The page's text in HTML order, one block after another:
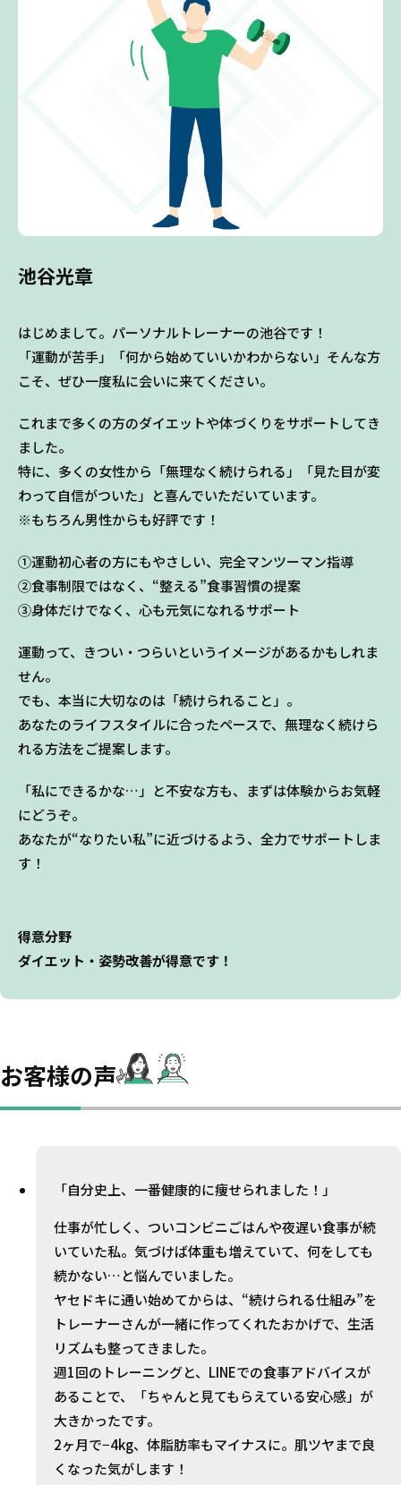
池谷光章
はじめまして。パーソナルトレーナーの池谷です！
「運動が苦手」「何から始めていいかわからない」そんな方
こそ、ぜひ一度私に会いに来てください。
これまで多くの方のダイエットや体づくりをサポートしてき
ました。
特に、多くの女性から「無理なく続けられる」「見た目が変
わって自信がついた」と喜んでいただいています。
※もちろん男性からも好評です！
①運動初心者の方にもやさしい、完全マンツーマン指導
②食事制限ではなく、“整える”食事習慣の提案
③身体だけでなく、心も元気になれるサポート
運動って、きつい・つらいというイメージがあるかもしれま
せん。
でも、本当に大切なのは「続けられること」。
あなたのライフスタイルに合ったペースで、無理なく続けら
れる方法をご提案します。
「私にできるかな…」と不安な方も、まずは体験からお気軽
にどうぞ。
あなたが“なりたい私”に近づけるよう、全力でサポートしま
す！
得意分野
ダイエット・姿勢改善が得意です！
お客様の声
「自分史上、一番健康的に痩せられました！」
仕事が忙しく、ついコンビニごはんや夜遅い食事が続
いていた私。気づけば体重も増えていて、何をしても
続かない…と悩んでいました。
ヤセドキに通い始めてからは、“続けられる仕組み”を
トレーナーさんが一緒に作ってくれたおかげで、生活
リズムも整ってきました。
週1回のトレーニングと、LINEでの食事アドバイスが
あることで、「ちゃんと見てもらえている安心感」が
大きかったです。
2ヶ月で−4kg、体脂肪率もマイナスに。肌ツヤまで良
くなった気がします！